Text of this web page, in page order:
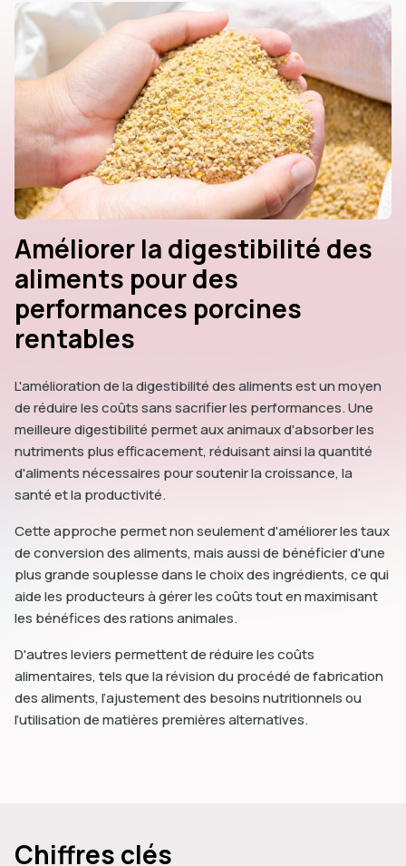
Améliorer la digestibilité des
aliments pour des
performances porcines
rentables
L'amélioration de la digestibilité des aliments est un moyen
de réduire les coûts sans sacrifier les performances. Une
meilleure digestibilité permet aux animaux d'absorber les
nutriments plus efficacement, réduisant ainsi la quantité
d'aliments nécessaires pour soutenir la croissance, la
santé et la productivité.
Cette approche permet non seulement d'améliorer les taux
de conversion des aliments, mais aussi de bénéficier d'une
plus grande souplesse dans le choix des ingrédients, ce qui
aide les producteurs à gérer les coûts tout en maximisant
les bénéfices des rations animales.
D'autres leviers permettent de réduire les coûts
alimentaires, tels que la révision du procédé de fabrication
des aliments, l’ajustement des besoins nutritionnels ou
l’utilisation de matières premières alternatives.
Chiffres clés